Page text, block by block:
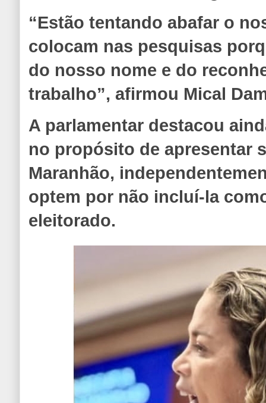
“Estão tentando abafar o
colocam nas pesquisas
do nosso nome e do
trabalho”, afirmou Mical
A parlamentar destacou
no propósito de apresentar
Maranhão,
optem por não incluí-la
eleitorado.